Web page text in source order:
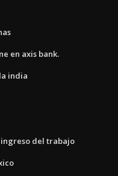
en axis bank.
india
del trabajo